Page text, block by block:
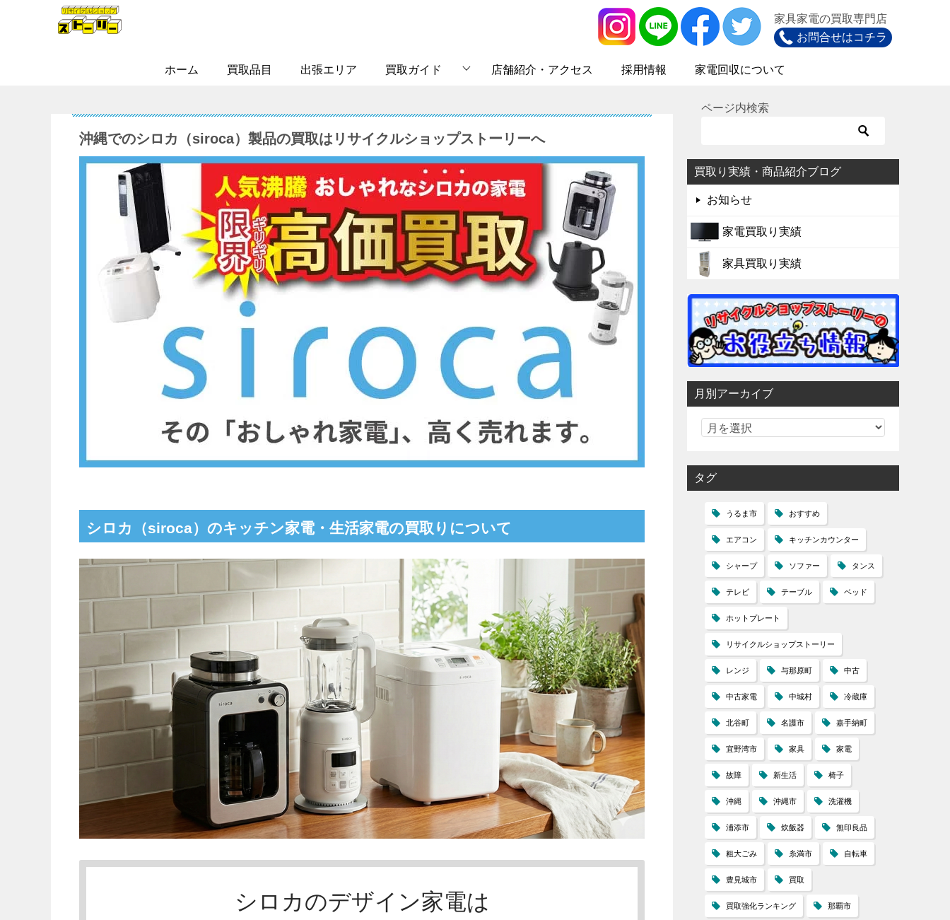
家具家電の買取専門店
お問合せはコチラ
ホーム 買取品目 出張エリア 買取ガイド 店舗紹介・アクセス 採用情報 家電回収について
沖縄でのシロカ（siroca）製品の買取はリサイクルショップストーリーへ
シロカ（siroca）のキッチン家電・生活家電の買取りについて
シロカのデザイン家電は
ページ内検索
買取り実績・商品紹介ブログ
お知らせ
家電買取り実績
家具買取り実績
月別アーカイブ
タグ
うるま市 おすすめ
エアコン キッチンカウンター
シャープ ソファー タンス
テレビ テーブル ベッド
ホットプレート
リサイクルショップストーリー
レンジ 与那原町 中古
中古家電 中城村 冷蔵庫
北谷町 名護市 嘉手納町
宜野湾市 家具 家電
故障 新生活 椅子
沖縄 沖縄市 洗濯機
浦添市 炊飯器 無印良品
粗大ごみ 糸満市 自転車
豊見城市 買取
買取強化ランキング 那覇市